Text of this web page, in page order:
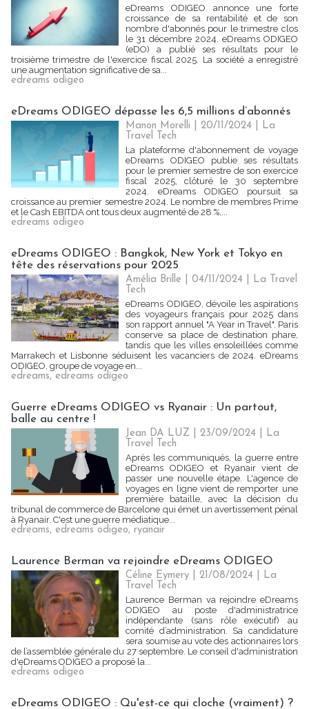
eDreams ODIGEO annonce une forte
croissance de sa rentabilité et de son
nombre d'abonnés pour le trimestre clos
le 31 décembre 2024. eDreams ODIGEO
(eDO) a publié ses résultats pour le
troisième trimestre de l'exercice fiscal 2025. La société a enregistré
une augmentation significative de sa...
edreams odigeo
eDreams ODIGEO dépasse les 6,5 millions d’abonnés
Manon Morelli | 20/11/2024
La
Travel Tech
La plateforme d'abonnement de voyage
eDreams ODIGEO publie ses résultats
pour le premier semestre de son exercice
fiscal 2025, clôturé le 30 septembre
2024. eDreams ODIGEO poursuit sa
croissance au premier semestre 2024. Le nombre de membres Prime
et le Cash EBITDA ont tous deux augmenté de 28 %,...
edreams odigeo
eDreams ODIGEO : Bangkok, New York et Tokyo en
tête des réservations pour 2025
Amélia Brille | 04/11/2024
La Travel
Tech
eDreams ODIGEO, dévoile les aspirations
des voyageurs français pour 2025 dans
son rapport annuel "A Year in Travel". Paris
conserve sa place de destination phare,
tandis que les villes ensoleillées comme
Marrakech et Lisbonne séduisent les vacanciers de 2024. eDreams
ODIGEO, groupe de voyage en...
edreams, edreams odigeo
Guerre eDreams ODIGEO vs Ryanair : Un partout,
balle au centre !
Jean DA LUZ | 23/09/2024
La
Travel Tech
Après les communiqués, la guerre entre
eDreams ODIGEO et Ryanair vient de
passer une nouvelle étape. L'agence de
voyages en ligne vient de remporter une
première bataille, avec la décision du
tribunal de commerce de Barcelone qui émet un avertissement pénal
à Ryanair. C'est une guerre médiatique...
edreams, edreams odigeo, ryanair
Laurence Berman va rejoindre eDreams ODIGEO
Céline Eymery | 21/08/2024
La
Travel Tech
Laurence Berman va rejoindre eDreams
ODIGEO au poste d'administratrice
indépendante (sans rôle exécutif) au
comité d’administration. Sa candidature
sera soumise au vote des actionnaires lors
de l’assemblée générale du 27 septembre. Le conseil d'administration
d'eDreams ODIGEO a proposé la...
edreams odigeo
eDreams ODIGEO : Qu'est-ce qui cloche (vraiment) ?